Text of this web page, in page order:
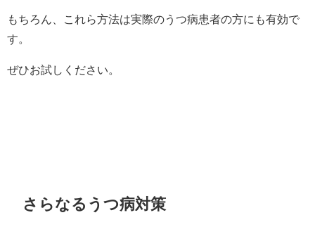
もちろん、これら方法は実際のうつ病患者の方にも有効で
す。
ぜひお試しください。
さらなるうつ病対策